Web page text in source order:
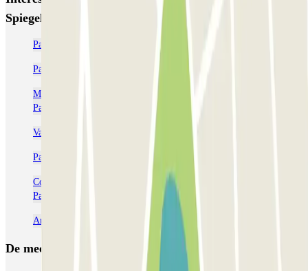
Spiegelhof
Parkeren bij Paradiso Amsterdam: Reserveer je plek | Parclick
Parkeren bij Leidseplein Amsterdam: Reserveer slim | Parclick
Melkweg Amsterdam parkeren: Voorkom stress en reserveer |
Parclick
Van Gogh Museum parkeren
Parkeren bij Carré? Reserveer je plek online | Parclick
Concertgebouw Amsterdam Parkeren: Bespaar tijd en geld |
Parclick
Anne Frank Huis parkeren
De meest geboekte parkings